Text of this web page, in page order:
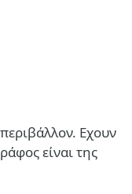
Εχουν
είναι της